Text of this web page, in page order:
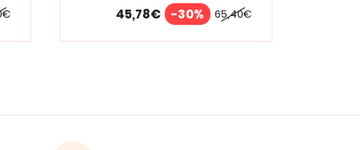
65,40€
45,78€ -30%